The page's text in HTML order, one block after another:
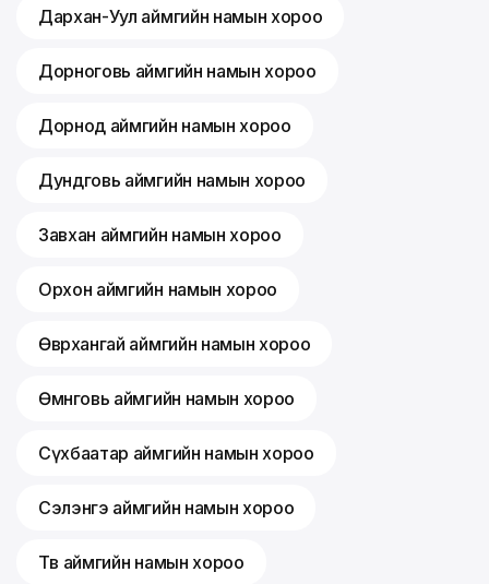
Дархан-Уул аймгийн намын хороо
Дорноговь аймгийн намын хороо
Дорнод аймгийн намын хороо
Дундговь аймгийн намын хороо
Завхан аймгийн намын хороо
Орхон аймгийн намын хороо
Өвөрхангай аймгийн намын хороо
Өмнөговь аймгийн намын хороо
Сүхбаатар аймгийн намын хороо
Сэлэнгэ аймгийн намын хороо
Төв аймгийн намын хороо